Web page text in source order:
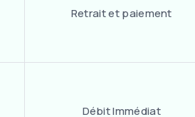
Retrait et paiement
Débit Immédiat